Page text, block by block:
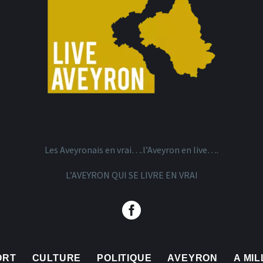
Les Aveyronais en vrai….l’Aveyron en live….
L’AVEYRON QUI SE LIVRE EN VRAI
CULTURE POLITIQUE AVEYRON A